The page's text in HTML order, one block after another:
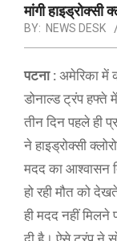
मांगी हाइड्रोक्सी
BY: NEWS DESK
पटना : अमेरिका में
डोनाल्ड ट्रंप हफ्ते
तीन दिन पहले ही
ने हाइड्रोक्सी
मदद का आश्वासन
हो रही मौत को
ही मदद नहीं